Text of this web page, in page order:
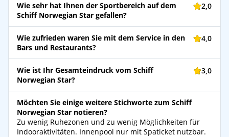
Wie sehr hat Ihnen der Sportbereich auf dem
Schiff Norwegian Star gefallen?
2,0
Wie zufrieden waren Sie mit dem Service in den
Bars und Restaurants?
4,0
Wie ist Ihr Gesamteindruck vom Schiff
Norwegian Star?
3,0
Möchten Sie einige weitere Stichworte zum Schiff
Norwegian Star notieren?
Zu wenig Ruhezonen und zu wenig Möglichkeiten für
Indooraktivitäten. Innenpool nur mit Spaticket nutzbar.